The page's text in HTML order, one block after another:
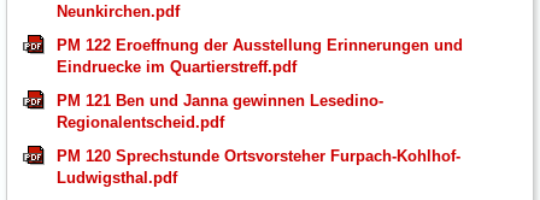
Neunkirchen.pdf
PM 122 Eroeffnung der Ausstellung Erinnerungen und
Eindruecke im Quartierstreff.pdf
PM 121 Ben und Janna gewinnen Lesedino-
Regionalentscheid.pdf
PM 120 Sprechstunde Ortsvorsteher Furpach-Kohlhof-
Ludwigsthal.pdf